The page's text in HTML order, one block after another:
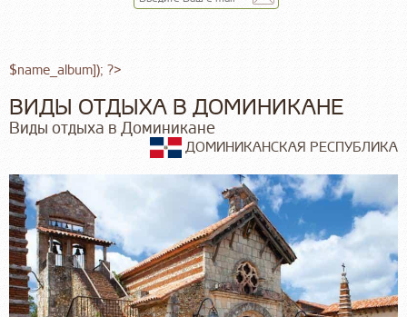
$name_album]); ?>
ВИДЫ ОТДЫХА В ДОМИНИКАНЕ
Виды отдыха в Доминикане
ДОМИНИКАНСКАЯ РЕСПУБЛИКА